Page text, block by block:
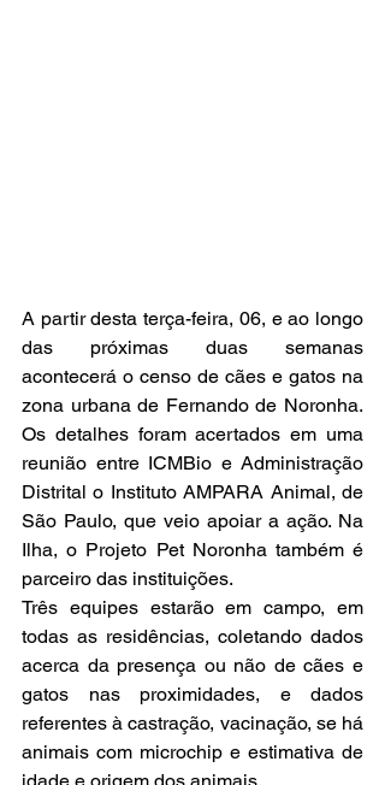
A partir desta terça-feira, 06, e ao longo
das próximas duas semanas
acontecerá o censo de cães e gatos na
zona urbana de Fernando de Noronha.
Os detalhes foram acertados em uma
reunião entre ICMBio e Administração
Distrital o Instituto AMPARA Animal, de
São Paulo, que veio apoiar a ação. Na
Ilha, o Projeto Pet Noronha também é
parceiro das instituições.
Três equipes estarão em campo, em
todas as residências, coletando dados
acerca da presença ou não de cães e
gatos nas proximidades, e dados
referentes à castração, vacinação, se há
animais com microchip e estimativa de